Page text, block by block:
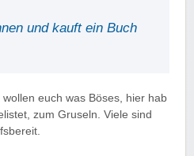
und kauft ein Buch
euch was Böses, hier hab
zum Gruseln. Viele sind